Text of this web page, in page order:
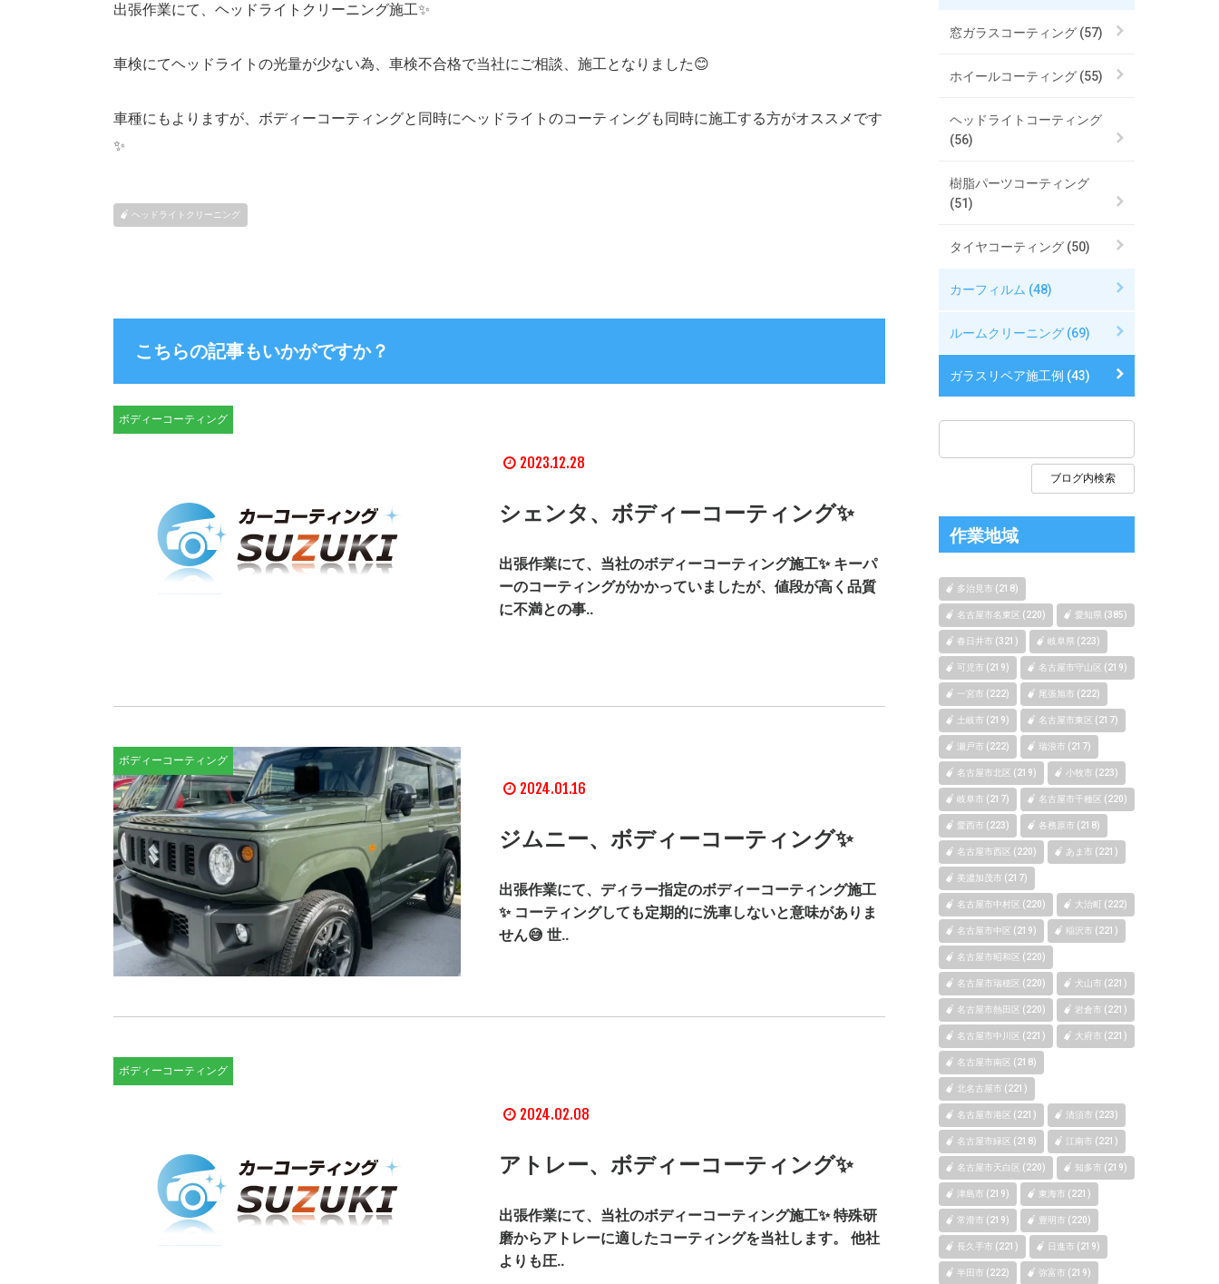
出張作業にて、ヘッドライトクリーニング施工✨
車検にてヘッドライトの光量が少ない為、車検不合格で当社にご相談、施工となりました😊
車種にもよりますが、ボディーコーティングと同時にヘッドライトのコーティングも同時に施工する方がオススメです
✨
ヘッドライトクリーニング
こちらの記事もいかがですか？
ボディーコーティング
2023.12.28
シェンタ、ボディーコーティング✨
出張作業にて、当社のボディーコーティング施工✨ キーパ
ーのコーティングがかかっていましたが、値段が高く品質
に不満との事..
ボディーコーティング
2024.01.16
ジムニー、ボディーコーティング✨
出張作業にて、ディラー指定のボディーコーティング施工
✨ コーティングしても定期的に洗車しないと意味がありま
せん😅 世..
ボディーコーティング
2024.02.08
アトレー、ボディーコーティング✨
出張作業にて、当社のボディーコーティング施工✨ 特殊研
磨からアトレーに適したコーティングを当社します。 他社
よりも圧..
窓ガラスコーティング (57)
ホイールコーティング (55)
ヘッドライトコーティング
(56)
樹脂パーツコーティング
(51)
タイヤコーティング (50)
カーフィルム (48)
ルームクリーニング (69)
ガラスリペア施工例 (43)
作業地域
多治見市 (218)
名古屋市名東区 (220) 愛知県 (385)
春日井市 (321) 岐阜県 (223)
可児市 (219) 名古屋市守山区 (219)
一宮市 (222) 尾張旭市 (222)
土岐市 (219) 名古屋市東区 (217)
瀬戸市 (222) 瑞浪市 (217)
名古屋市北区 (219) 小牧市 (223)
岐阜市 (217) 名古屋市千種区 (220)
愛西市 (223) 各務原市 (218)
名古屋市西区 (220) あま市 (221)
美濃加茂市 (217)
名古屋市中村区 (220) 大治町 (222)
名古屋市中区 (219) 稲沢市 (221)
名古屋市昭和区 (220)
名古屋市瑞穂区 (220) 犬山市 (221)
名古屋市熱田区 (220) 岩倉市 (221)
名古屋市中川区 (221) 大府市 (221)
名古屋市南区 (218)
北名古屋市 (221)
名古屋市港区 (221) 清須市 (223)
名古屋市緑区 (218) 江南市 (221)
名古屋市天白区 (220) 知多市 (219)
津島市 (219) 東海市 (221)
常滑市 (219) 豊明市 (220)
長久手市 (221) 日進市 (219)
半田市 (222) 弥富市 (219)